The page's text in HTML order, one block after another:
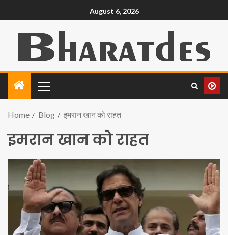
August 6, 2026
Home Blog इमरान खान को राहत
इमरान खान को राहत